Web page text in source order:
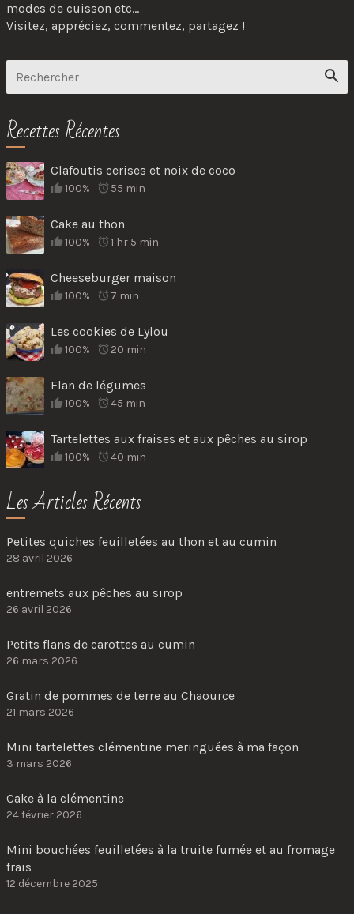
modes de cuisson etc...
Visitez, appréciez, commentez, partagez !
Recettes Récentes
Clafoutis cerises et noix de coco
100% 55 min
Cake au thon
100% 1 hr 5 min
Cheeseburger maison
100% 7 min
Les cookies de Lylou
100% 20 min
Flan de légumes
100% 45 min
Tartelettes aux fraises et aux pêches au sirop
100% 40 min
Les Articles Récents
Petites quiches feuilletées au thon et au cumin
28 avril 2026
entremets aux pêches au sirop
26 avril 2026
Petits flans de carottes au cumin
26 mars 2026
Gratin de pommes de terre au Chaource
21 mars 2026
Mini tartelettes clémentine meringuées à ma façon
3 mars 2026
Cake à la clémentine
24 février 2026
Mini bouchées feuilletées à la truite fumée et au fromage
frais
12 décembre 2025